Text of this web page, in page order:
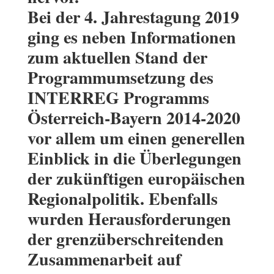
Bei der 4. Jahrestagung 2019
ging es neben Informationen
zum aktuellen Stand der
Programmumsetzung des
INTERREG Programms
Österreich-Bayern 2014-2020
vor allem um einen generellen
Einblick in die Überlegungen
der zukünftigen europäischen
Regionalpolitik. Ebenfalls
wurden Herausforderungen
der grenzüberschreitenden
Zusammenarbeit auf